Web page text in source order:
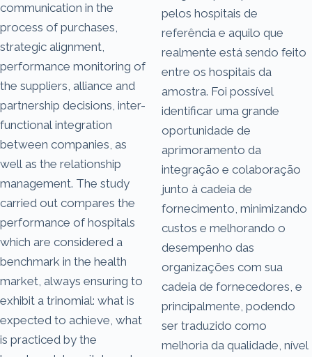
communication in the
process of purchases,
strategic alignment,
performance monitoring of
the suppliers, alliance and
partnership decisions, inter-
functional integration
between companies, as
well as the relationship
management. The study
carried out compares the
performance of hospitals
which are considered a
benchmark in the health
market, always ensuring to
exhibit a trinomial: what is
expected to achieve, what
is practiced by the
pelos hospitais de
referência e aquilo que
realmente está sendo feito
entre os hospitais da
amostra. Foi possível
identificar uma grande
oportunidade de
aprimoramento da
integração e colaboração
junto à cadeia de
fornecimento, minimizando
custos e melhorando o
desempenho das
organizações com sua
cadeia de fornecedores, e
principalmente, podendo
ser traduzido como
melhoria da qualidade, nível